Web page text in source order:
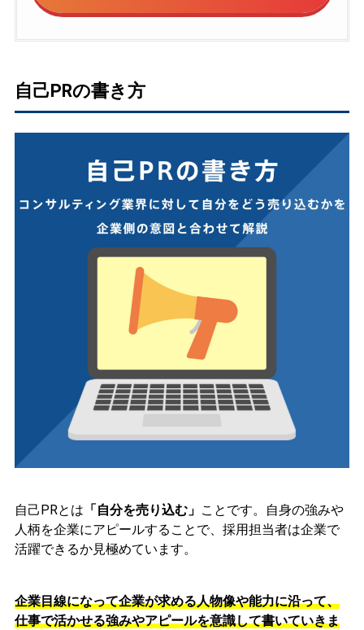
自己PRの書き方
自己PRとは 「自分を売り込む」 ことです。自身の強みや
人柄を企業にアピールすることで、採用担当者は企業で
活躍できるか見極めています。
企業目線になって企業が求める人物像や能力に沿って、
仕事で活かせる強みやアピールを意識して書いていきま